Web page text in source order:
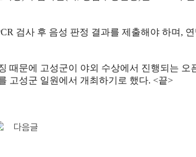
검사 후 음성 판정 결과를 제출해야 하며 ,
때문에 고성군이 야외 수상에서 진행되는
고성군 일원에서 개최하기로 했다. <끝>
다음글